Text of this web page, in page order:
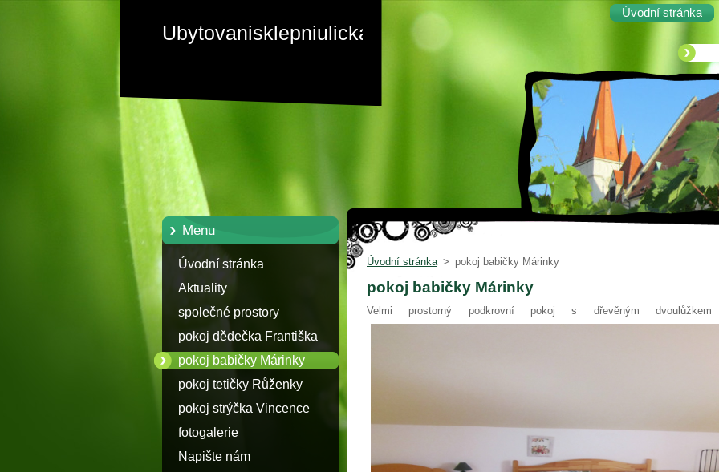
Úvodní stránka
Ubytovanisklepniulicka
Menu
Úvodní stránka
Aktuality
společné prostory
pokoj dědečka Františka
pokoj babičky Márinky
pokoj tetičky Růženky
pokoj strýčka Vincence
fotogalerie
Napište nám
Úvodní stránka > pokoj babičky Márinky
pokoj babičky Márinky
Velmi prostorný podkrovní pokoj s dřevěným